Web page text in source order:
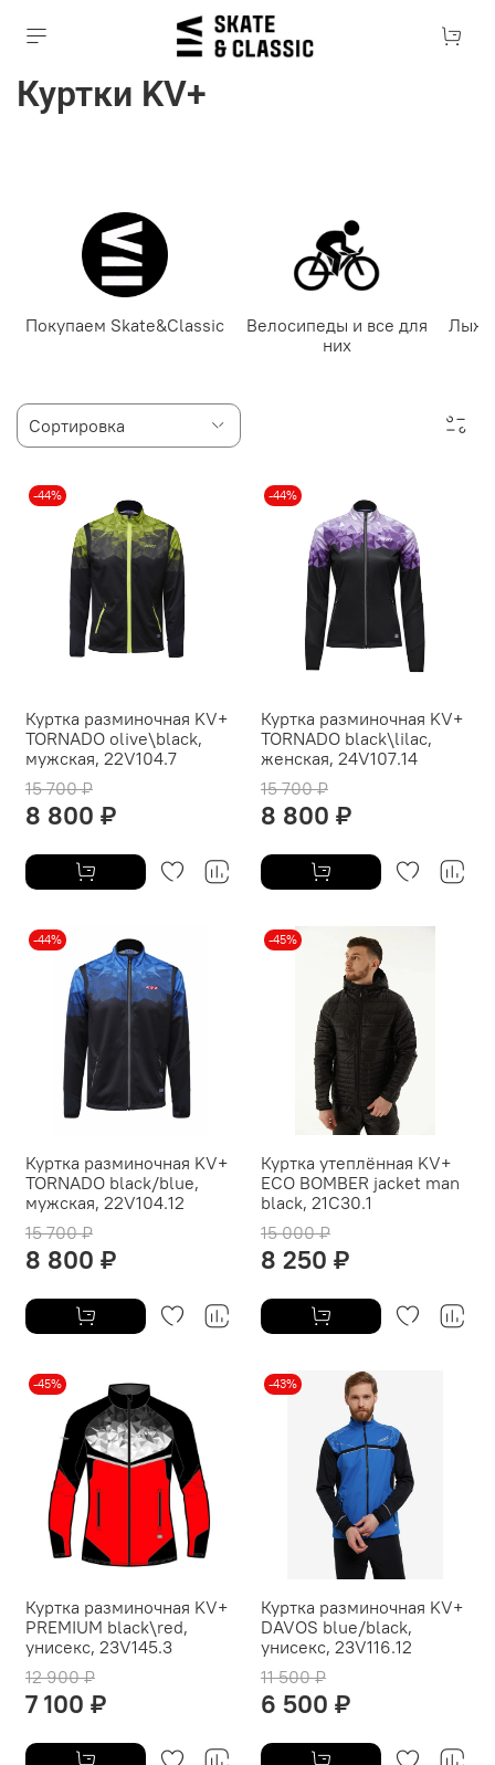
Куртки KV+
Покупаем Skate&Classic
Велосипеды и все для
них
-44%
Куртка разминочная KV+
TORNADO olive\black,
мужская, 22V104.7
15 700 ₽
8 800 ₽
-44%
Куртка разминочная KV+
TORNADO black\lilac,
женская, 24V107.14
15 700 ₽
8 800 ₽
-44%
Куртка разминочная KV+
TORNADO black/blue,
мужская, 22V104.12
15 700 ₽
8 800 ₽
-45%
Куртка утеплённая KV+
ECO BOMBER jacket man
black, 21C30.1
15 000 ₽
8 250 ₽
-45%
Куртка разминочная KV+
PREMIUM black\red,
унисекс, 23V145.3
12 900 ₽
7 100 ₽
-43%
Куртка разминочная KV+
DAVOS blue/black,
унисекс, 23V116.12
11 500 ₽
6 500 ₽